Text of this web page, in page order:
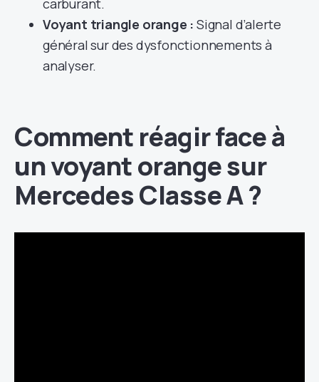
Voyant triangle orange : Signal d’alerte
général sur des dysfonctionnements à
analyser.
Comment réagir face à
un voyant orange sur
Mercedes Classe A ?